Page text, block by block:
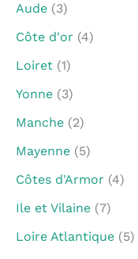
Aude (3)
Côte d'or (4)
Loiret (1)
Yonne (3)
Manche (2)
Mayenne (5)
Côtes d'Armor (4)
Ile et Vilaine (7)
Loire Atlantique (5)